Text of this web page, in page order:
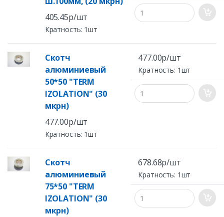
405.45р/шт
Кратность: 1шт
Скотч
алюминиевый
50*50 "TERM
IZOLATION" (30
мкрн)
477.00р/шт
Кратность: 1шт
477.00р/шт
Кратность: 1шт
Скотч
алюминиевый
75*50 "TERM
IZOLATION" (30
мкрн)
678.68р/шт
Кратность: 1шт